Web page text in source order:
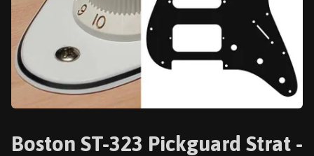
Boston ST-323 Pickguard Strat -